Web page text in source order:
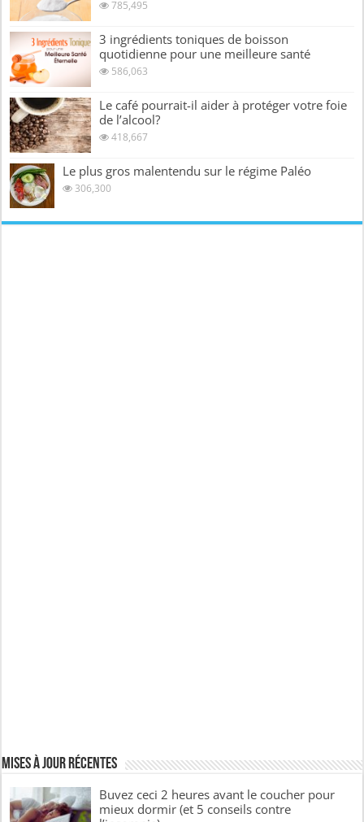
785,495
3 ingrédients toniques de boisson
quotidienne pour une meilleure santé
586,063
Le café pourrait-il aider à protéger votre foie
de l’alcool?
418,667
Le plus gros malentendu sur le régime Paléo
306,300
Mises à jour récentes
Buvez ceci 2 heures avant le coucher pour
mieux dormir (et 5 conseils contre